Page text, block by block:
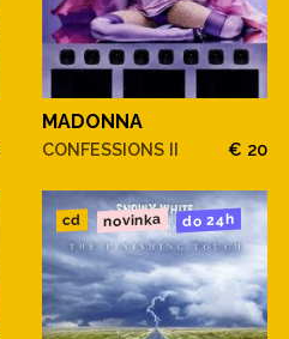
MADONNA
CONFESSIONS II € 20
cd novinka do 24h